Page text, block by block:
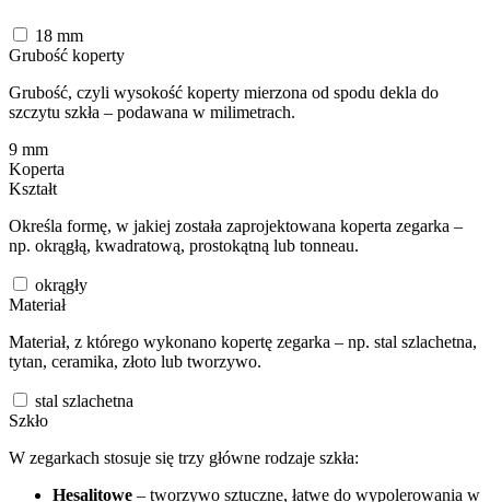
18 mm
Grubość koperty
Grubość, czyli wysokość koperty mierzona od spodu dekla do
szczytu szkła – podawana w milimetrach.
9 mm
Koperta
Kształt
Określa formę, w jakiej została zaprojektowana koperta zegarka –
np. okrągłą, kwadratową, prostokątną lub tonneau.
okrągły
Materiał
Materiał, z którego wykonano kopertę zegarka – np. stal szlachetna,
tytan, ceramika, złoto lub tworzywo.
stal szlachetna
Szkło
W zegarkach stosuje się trzy główne rodzaje szkła:
Hesalitowe – tworzywo sztuczne, łatwe do wypolerowania w